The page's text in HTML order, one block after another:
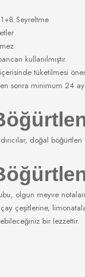
Seyreltme
kullanılmıştır.
tüketilmesi
sonra minimum 24
doğal
olgun meyve
çeşitlerine,
bir lezzettir.